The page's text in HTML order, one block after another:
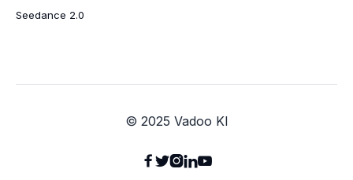
Seedance 2.0
© 2025 Vadoo KI
 